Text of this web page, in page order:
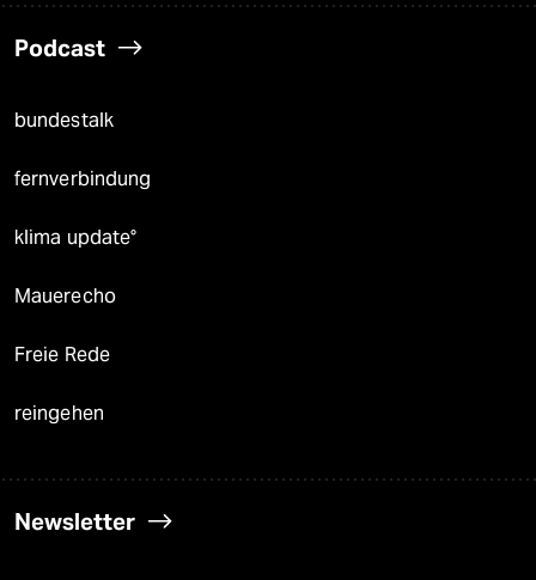
Podcast
bundestalk
fernverbindung
klima update°
Mauerecho
Freie Rede
reingehen
Newsletter